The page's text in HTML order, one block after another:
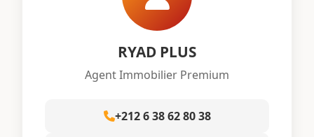
RYAD PLUS
Agent Immobilier Premium
+212 6 38 62 80 38